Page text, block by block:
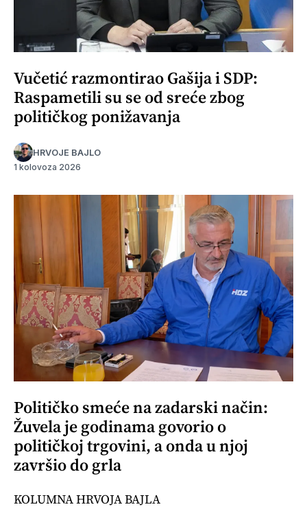
Vučetić razmontirao Gašija i SDP:
Raspametili su se od sreće zbog
političkog ponižavanja
HRVOJE BAJLO
1 kolovoza 2026
Političko smeće na zadarski način:
Žuvela je godinama govorio o
političkoj trgovini, a onda u njoj
završio do grla
KOLUMNA HRVOJA BAJLA